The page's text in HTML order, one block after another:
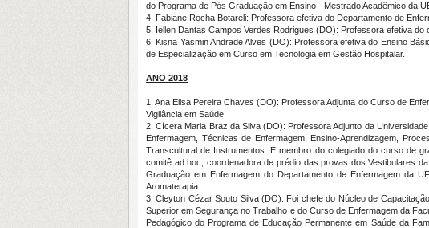
do Programa de Pós Graduação em Ensino - Mestrado Acadêmico da
4. Fabiane Rocha Botareli: Professora efetiva do Departamento de
5. Iellen Dantas Campos Verdes Rodrigues (DO): Professora efetiva
6. Kisna Yasmin Andrade Alves (DO): Professora efetiva do Ensino
de Especialização em Curso em Tecnologia em Gestão Hospitalar.
ANO 2018
1. Ana Elisa Pereira Chaves (DO): Professora Adjunta do Curso de
Vigilância em Saúde.
2. Cícera Maria Braz da Silva (DO): Professora Adjunto da
Enfermagem, Técnicas de Enfermagem, Ensino-Aprendizagem,
Transcultural de Instrumentos. É membro do colegiado do curso de
comitê ad hoc, coordenadora de prédio das provas dos Vestibulares
Graduação em Enfermagem do Departamento de Enfermagem da
Aromaterapia.
3. Cleyton Cézar Souto Silva (DO): Foi chefe do Núcleo de
Superior em Segurança no Trabalho e do Curso de Enfermagem da
Pedagógico do Programa de Educação Permanente em Saúde da